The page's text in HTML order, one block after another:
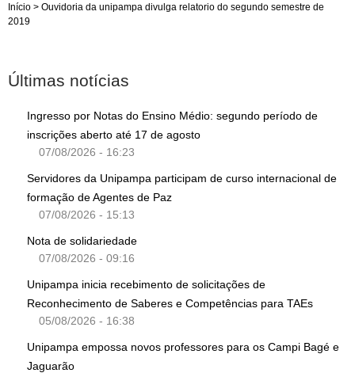
Início > Ouvidoria da unipampa divulga relatorio do segundo semestre de
2019
Últimas notícias
Ingresso por Notas do Ensino Médio: segundo período de
inscrições aberto até 17 de agosto
07/08/2026 - 16:23
Servidores da Unipampa participam de curso internacional de
formação de Agentes de Paz
07/08/2026 - 15:13
Nota de solidariedade
07/08/2026 - 09:16
Unipampa inicia recebimento de solicitações de
Reconhecimento de Saberes e Competências para TAEs
05/08/2026 - 16:38
Unipampa empossa novos professores para os Campi Bagé e
Jaguarão